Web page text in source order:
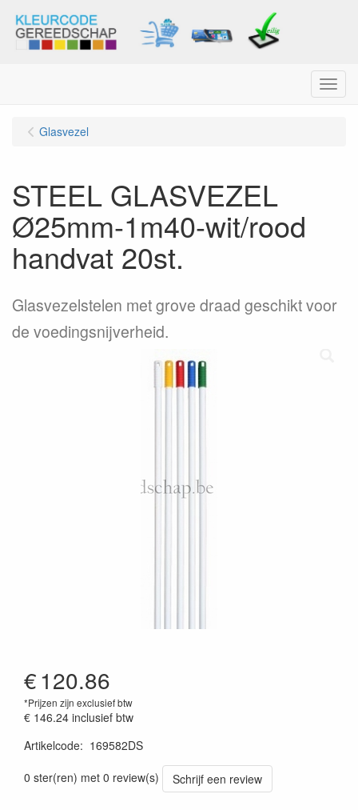
Menu
Glasvezel
STEEL GLASVEZEL
Ø25mm-1m40-wit/rood
handvat 20st.
Glasvezelstelen met grove draad geschikt voor
de voedingsnijverheid.
€120.86
*Prijzen zijn exclusief btw
€ 146.24 inclusief btw
Artikelcode: 169582DS
0 ster(ren) met 0 review(s)
Schrijf een review